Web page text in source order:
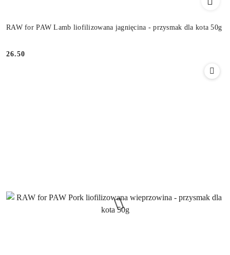
RAW for PAW Lamb liofilizowana jagnięcina - przysmak dla kota 50g
Cena:
26.50